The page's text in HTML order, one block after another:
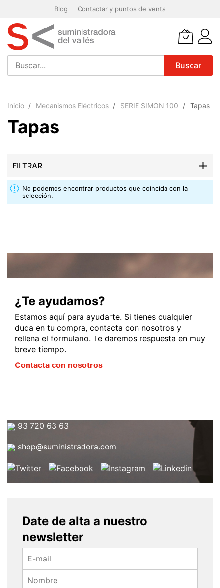
Blog Contactar y puntos de venta
Buscar
contenido
Inicio Mecanismos Eléctricos SERIE SIMON 100 Tapas
Tapas
FILTRAR
No podemos encontrar productos que coincida con la
selección.
¿Te ayudamos?
Estamos aquí para ayudarte. Si tienes cualquier
duda en tu compra, contacta con nosotros y
rellena el formulario. Te daremos respuesta en muy
breve tiempo.
Contacta con nosotros
93 720 63 63
shop@suministradora.com
Date de alta a nuestro
newsletter